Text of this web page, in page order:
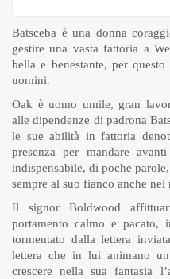
Batsceba è una donna
gestire una vasta fattoria a
bella e benestante, per
uomini.
Oak è uomo umile, gran
alle dipendenze di padrona
le sue abilità in fattoria
presenza per mandare
indispensabile, di poche
sempre al suo fianco anche
Il signor Boldwood
portamento calmo e
tormentato dalla lettera
lettera che in lui animano
crescere nella sua fantasia